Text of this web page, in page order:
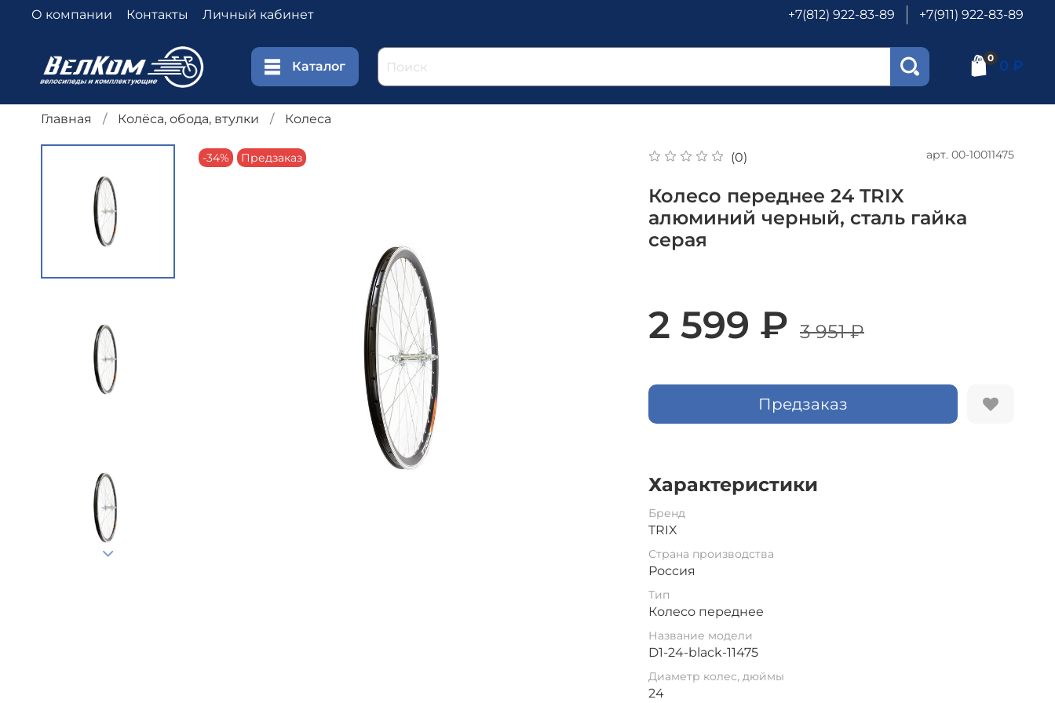
О компании Контакты Личный кабинет +7(812) 922-83-89 +7(911) 922-83-89
Каталог
0 0 ₽
Главная Колёса, обода, втулки Колеса
-34% Предзаказ (0) арт. 00-10011475
Колесо переднее 24 TRIX
алюминий черный, сталь гайка
серая
2 599 ₽ 3 951 ₽
Предзаказ
Характеристики
Бренд
TRIX
Страна производства
Россия
Тип
Колесо переднее
Название модели
D1-24-black-11475
Диаметр колес, дюймы
24